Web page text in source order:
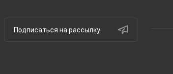
Подписаться на рассылку